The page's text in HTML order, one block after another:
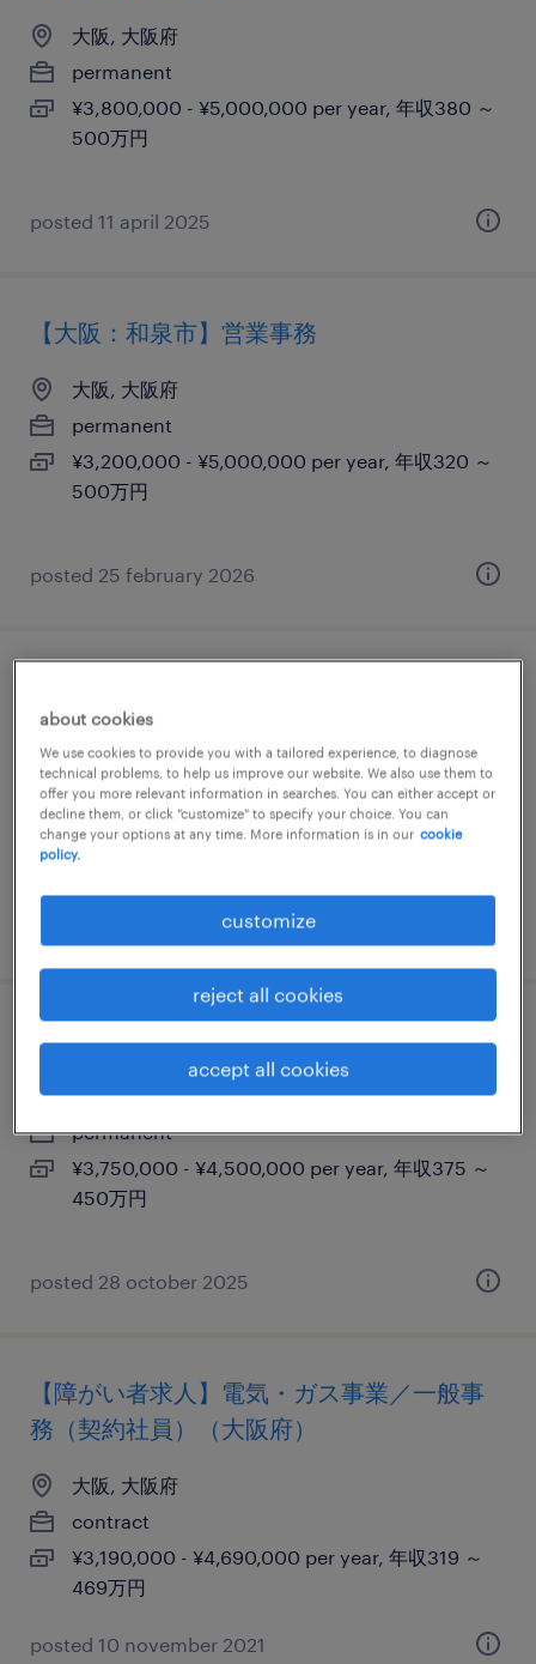
大阪, 大阪府
permanent
¥3,800,000 - ¥5,000,000 per year, 年収380 ～
500万円
posted 11 april 2025
【大阪：和泉市】営業事務
大阪, 大阪府
permanent
¥3,200,000 - ¥5,000,000 per year, 年収320 ～
500万円
posted 25 february 2026
大阪, 大阪府
permanent
¥3,150,000 - ¥5,000,000 per year, 年収315 ～
500万円
【大阪市】営業事務
大阪, 大阪府
permanent
¥3,750,000 - ¥4,500,000 per year, 年収375 ～
450万円
posted 28 october 2025
【障がい者求人】電気・ガス事業／一般事
務（契約社員）（大阪府）
大阪, 大阪府
contract
¥3,190,000 - ¥4,690,000 per year, 年収319 ～
469万円
posted 10 november 2021
about cookies
We use cookies to provide you with a tailored experience, to diagnose
technical problems, to help us improve our website. We also use them to
offer you more relevant information in searches. You can either accept or
decline them, or click "customize" to specify your choice. You can
change your options at any time. More information is in our cookie
policy.
customize
reject all cookies
accept all cookies